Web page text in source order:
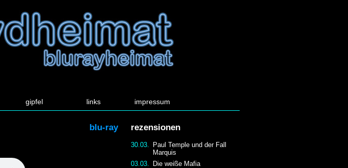
gipfel links impressum
rezensionen
30.03.
Paul Temple und der Fall
Marquis
03.03.
Die weiße Mafia
blu-ray